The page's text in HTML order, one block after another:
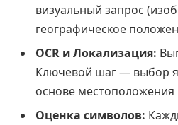
визуальный запрос
географическое
OCR и Локализация:
Ключевой шаг — выбор
основе местоположения
Оценка символов: